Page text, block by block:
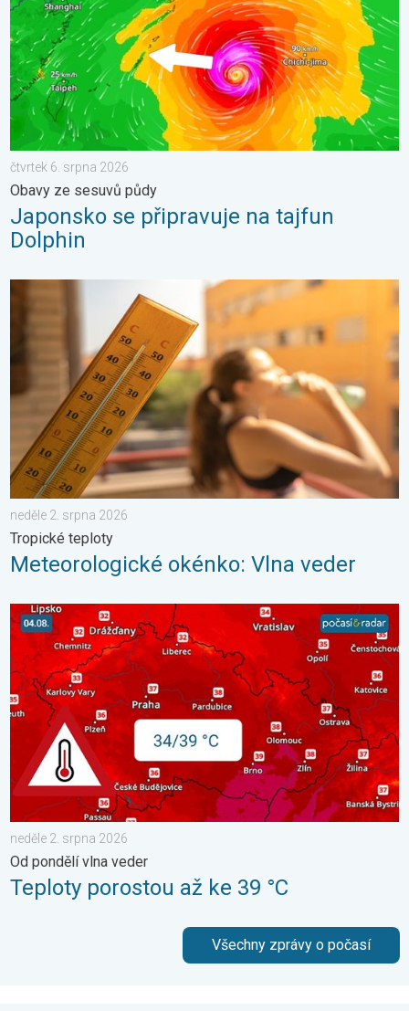
čtvrtek 6. srpna 2026
Obavy ze sesuvů půdy
Japonsko se připravuje na tajfun
Dolphin
Meteorologické okénko: Vlna veder. Tropické teploty. . .
neděle 2. srpna 2026
Tropické teploty
Meteorologické okénko: Vlna veder
Teploty porostou až ke 39 °C. Od pondělí vlna veder. . .
neděle 2. srpna 2026
Od pondělí vlna veder
Teploty porostou až ke 39 °C
Všechny zprávy o počasí